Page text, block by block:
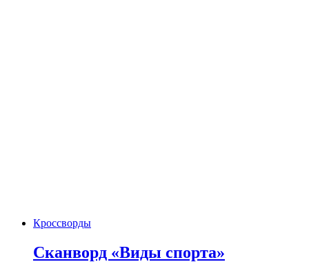
Кроссворды
Сканворд «Виды спорта»